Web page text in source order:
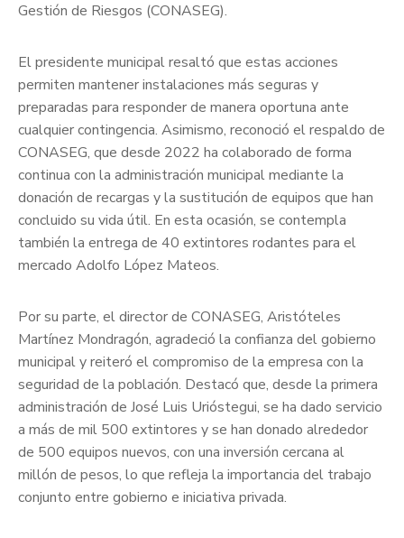
Gestión de Riesgos (CONASEG).
El presidente municipal resaltó que estas acciones
permiten mantener instalaciones más seguras y
preparadas para responder de manera oportuna ante
cualquier contingencia. Asimismo, reconoció el respaldo de
CONASEG, que desde 2022 ha colaborado de forma
continua con la administración municipal mediante la
donación de recargas y la sustitución de equipos que han
concluido su vida útil. En esta ocasión, se contempla
también la entrega de 40 extintores rodantes para el
mercado Adolfo López Mateos.
Por su parte, el director de CONASEG, Aristóteles
Martínez Mondragón, agradeció la confianza del gobierno
municipal y reiteró el compromiso de la empresa con la
seguridad de la población. Destacó que, desde la primera
administración de José Luis Urióstegui, se ha dado servicio
a más de mil 500 extintores y se han donado alrededor
de 500 equipos nuevos, con una inversión cercana al
millón de pesos, lo que refleja la importancia del trabajo
conjunto entre gobierno e iniciativa privada.